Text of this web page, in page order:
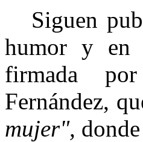
Siguen
humor y en
firmada
Fernández,
mujer",